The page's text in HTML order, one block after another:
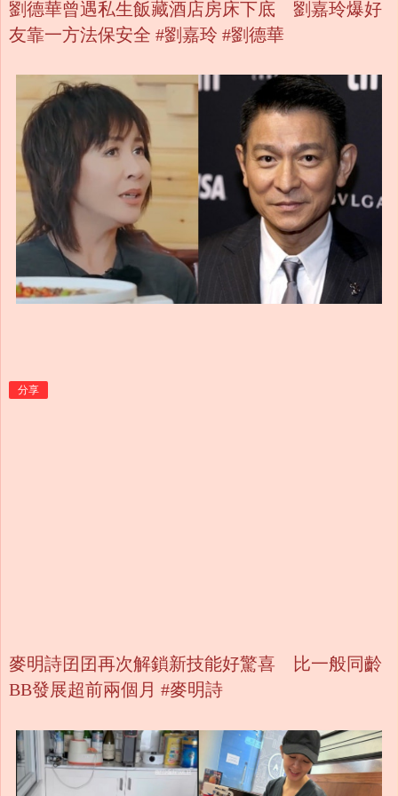
劉德華曾遇私生飯藏酒店房床下底 劉嘉玲爆好
友靠一方法保安全 #劉嘉玲 #劉德華
分享
麥明詩囝囝再次解鎖新技能好驚喜 比一般同齡
BB發展超前兩個月 #麥明詩